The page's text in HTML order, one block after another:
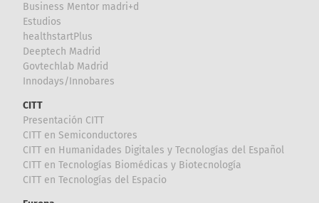
Business Mentor madri+d
Estudios
healthstartPlus
Deeptech Madrid
Govtechlab Madrid
Innodays/Innobares
CITT
Presentación CITT
CITT en Semiconductores
CITT en Humanidades Digitales y Tecnologías del Español
CITT en Tecnologías Biomédicas y Biotecnología
CITT en Tecnologías del Espacio